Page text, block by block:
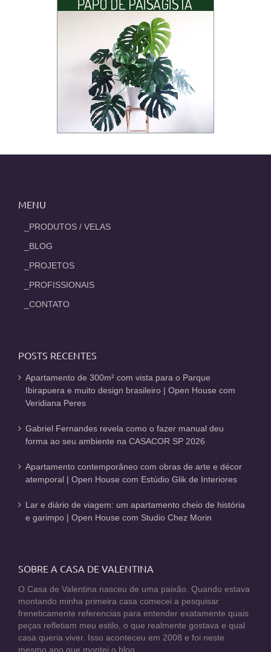
MENU
_PRODUTOS / VELAS
_BLOG
_PROJETOS
_PROFISSIONAIS
_CONTATO
POSTS RECENTES
Apartamento de 300m² com vista para o Parque
Ibirapuera e muito design brasileiro | Open House com
Veridiana Peres
Gabriel Fernandes revela como o fazer manual deu
forma ao seu ambiente na CASACOR SP 2026
Apartamento contemporâneo com obras de arte e décor
atemporal | Open House com Estúdio Glik de Interiores
Lar e diário de viagem: um apartamento cheio de história
e garimpo | Open House com Studio Chez Morin
SOBRE A CASA DE VALENTINA
O Casa de Valentina nasceu de uma paixão. Quando estava
montando minha primeira casa comecei a pesquisar
freneticamente referencias para entender exatamente quais
peças refletiam meu estilo, o que realmente gostava e qual
casa queria viver. Isso aconteceu em 2008 e foi neste
mesmo ano que montei o blog.